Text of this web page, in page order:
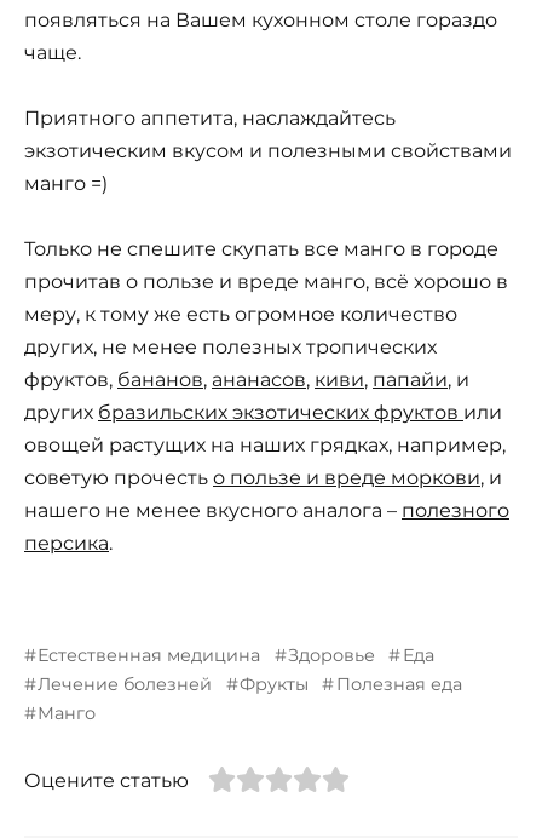
появляться на Вашем кухонном столе гораздо
чаще.
Приятного аппетита, наслаждайтесь
экзотическим вкусом и полезными свойствами
манго =)
Только не спешите скупать все манго в городе
прочитав о пользе и вреде манго, всё хорошо в
меру, к тому же есть огромное количество
других, не менее полезных тропических
фруктов, бананов, ананасов, киви, папайи, и
других бразильских экзотических фруктов или
овощей растущих на наших грядках, например,
советую прочесть о пользе и вреде моркови, и
нашего не менее вкусного аналога – полезного
персика.
Естественная медицина Здоровье
Еда
Лечение болезней
Фрукты
Полезная еда
Манго
Оцените статью